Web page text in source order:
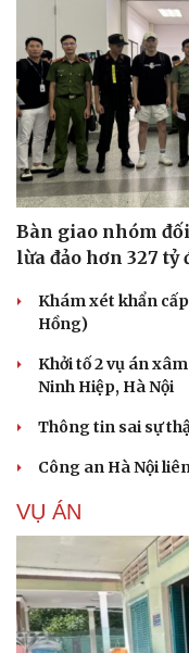
Bàn giao nhóm
lừa đảo hơn 327 tỷ
Khám xét khẩn
Hồng)
Khởi tố 2 vụ án
Ninh Hiệp, Hà Nội
Thông tin sai sự
Công an Hà Nội
VỤ ÁN